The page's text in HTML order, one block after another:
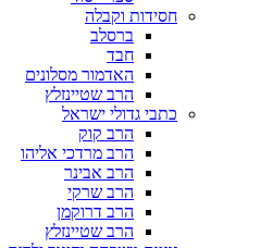
חסידות וקבלה
ברסלב
חבד
האדמור מסלונים
הרב שטיינזלץ
כתבי גדולי ישראל
הרב קוק
הרב מרדכי אליהו
הרב אבינר
הרב שרקי
הרב דרוקמן
הרב שטיינזלץ